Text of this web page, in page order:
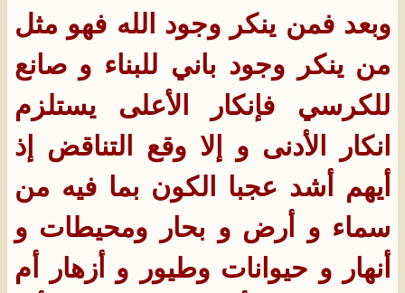
وبعد فمن ينكر وجود الله فهو مثل
من ينكر وجود باني للبناء و صانع
للكرسي فإنكار الأعلى يستلزم
انكار الأدنى و إلا وقع التناقض إذ
أيهم أشد عجبا الكون بما فيه من
سماء و أرض و بحار ومحيطات و
أنهار و حيوانات وطيور و أزهار أم